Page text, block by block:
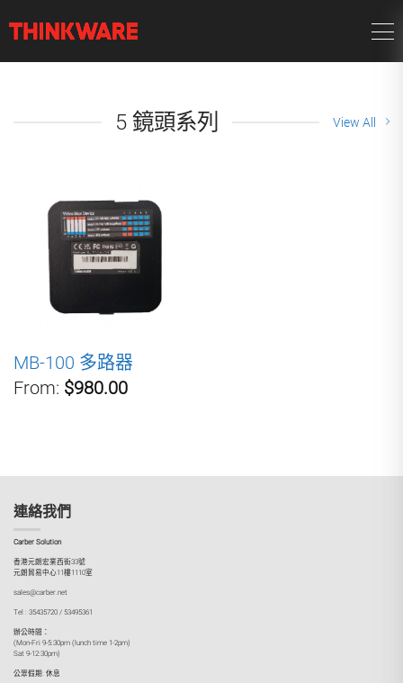
5 鏡頭系列 View All
MB-100 多路器
From: $980.00
連絡我們
Carber Solution
香港元朗宏業西街33號
元朗貿易中心11樓1110室
sales@carber.net
Tel : 35435720 / 53495361
辦公時間：
(Mon-Fri 9-5:30pm (lunch time 1-2pm)
Sat 9-12:30pm)
公眾假期: 休息